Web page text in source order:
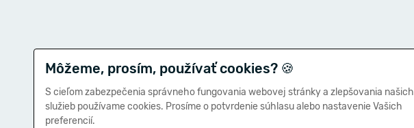
Môžeme, prosím, používať cookies? 🍪
S cieľom zabezpečenia správneho fungovania webovej stránky a zlepšovania našich
služieb používame cookies. Prosíme o potvrdenie súhlasu alebo nastavenie Vašich
preferencií.